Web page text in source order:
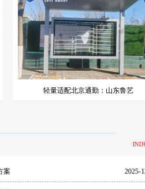
轻量适配北京通勤：山东鲁艺
案 2025-